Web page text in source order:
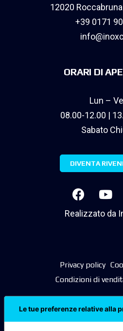
12020
+39 0171
ORARI DI
Lun –
08.00-12.00 |
Sabato
DIVENTA
Realizzato da
Privacy policy
Condizioni di
Le tue preferenze relative alla